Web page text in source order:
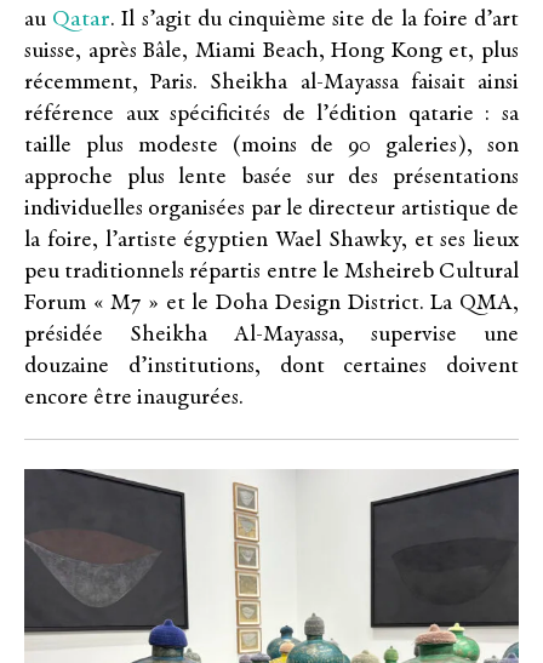
au Qatar. Il s’agit du cinquième site de la foire d’art
suisse, après Bâle, Miami Beach, Hong Kong et, plus
récemment, Paris. Sheikha al-Mayassa faisait ainsi
référence aux spécificités de l’édition qatarie : sa
taille plus modeste (moins de 90 galeries), son
approche plus lente basée sur des présentations
individuelles organisées par le directeur artistique de
la foire, l’artiste égyptien Wael Shawky, et ses lieux
peu traditionnels répartis entre le Msheireb Cultural
Forum « M7 » et le Doha Design District. La QMA,
présidée Sheikha Al-Mayassa, supervise une
douzaine d’institutions, dont certaines doivent
encore être inaugurées.